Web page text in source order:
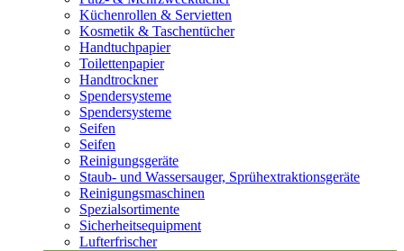
Küchenrollen & Servietten
Kosmetik & Taschentücher
Handtuchpapier
Toilettenpapier
Handtrockner
Spendersysteme
Spendersysteme
Seifen
Seifen
Reinigungsgeräte
Staub- und Wassersauger, Sprühextraktionsgeräte
Reinigungsmaschinen
Spezialsortimente
Sicherheitsequipment
Lufterfrischer